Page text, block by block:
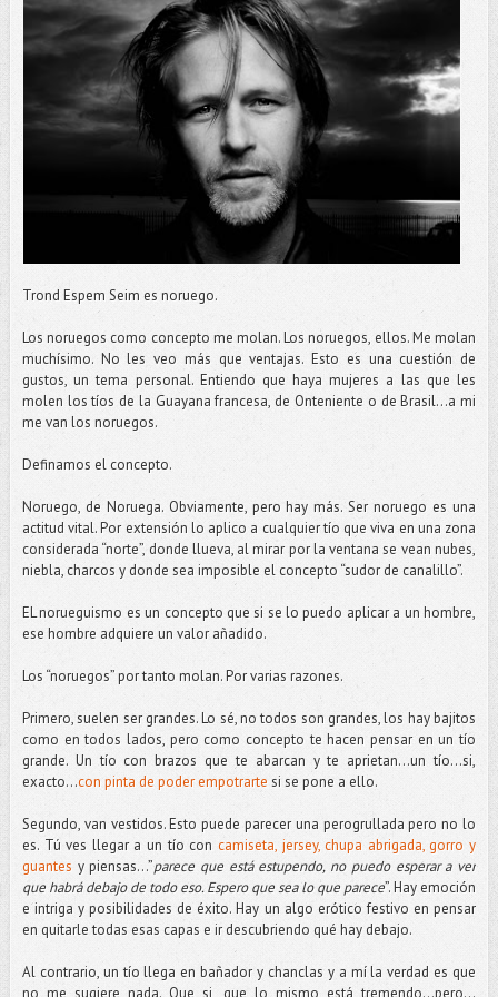
Trond Espem Seim es noruego.
Los noruegos como concepto me molan. Los noruegos, ellos. Me molan
muchísimo. No les veo más que ventajas. Esto es una cuestión de
gustos, un tema personal. Entiendo que haya mujeres a las que les
molen los tíos de la Guayana francesa, de Onteniente o de Brasil…a mi
me van los noruegos.
Definamos el concepto.
Noruego, de Noruega. Obviamente, pero hay más. Ser noruego es una
actitud vital. Por extensión lo aplico a cualquier tío que viva en una zona
considerada “norte”, donde llueva, al mirar por la ventana se vean nubes,
niebla, charcos y donde sea imposible el concepto “sudor de canalillo”.
EL norueguismo es un concepto que si se lo puedo aplicar a un hombre,
ese hombre adquiere un valor añadido.
Los “noruegos” por tanto molan. Por varias razones.
Primero, suelen ser grandes. Lo sé, no todos son grandes, los hay bajitos
como en todos lados, pero como concepto te hacen pensar en un tío
grande. Un tío con brazos que te abarcan y te aprietan…un tío...si,
exacto...con pinta de poder empotrarte si se pone a ello.
Segundo, van vestidos. Esto puede parecer una perogrullada pero no lo
es. Tú ves llegar a un tío con camiseta, jersey, chupa abrigada, gorro y
guantes y piensas...”parece que está estupendo, no puedo esperar a ver
que habrá debajo de todo eso. Espero que sea lo que parece”. Hay emoción
e intriga y posibilidades de éxito. Hay un algo erótico festivo en pensar
en quitarle todas esas capas e ir descubriendo qué hay debajo.
Al contrario, un tío llega en bañador y chanclas y a mí la verdad es que
no me sugiere nada. Que si, que lo mismo está tremendo...pero...